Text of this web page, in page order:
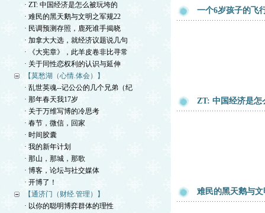
· ZT: 中国经济是怎么被玩垮的
· 难民的黑天鹅与文明之军规22
· 民调预测存照，鹿死谁手揭晓
· 加拿大大选，就经济议题说几句
· 《大宪章》，此羊皮卷非比寻常
· 关于同性恋权利的认识与延伸
【莫愁湖（心情.体会）】
· 乱世英魂--记公公的几个兄弟（纪
· 那年春天我17岁
· 关于万维写博的冷思考
· 春节，微信，回家
· 时间胶囊
· 我的新年计划
· 那山，那城，那歌
· 博客，论坛与社交媒体
· 开博了！
【通济门（财经.管理）】
· 以你的聪明博弈群体的理性
一个6岁孩子的飞
ZT: 中国经济是怎
难民的黑天鹅与文